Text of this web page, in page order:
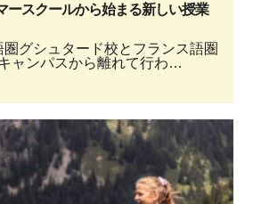
ースクールから始まる新しい授業
グシュタード校とフランス語圏
ャンパスから離れて行わ…